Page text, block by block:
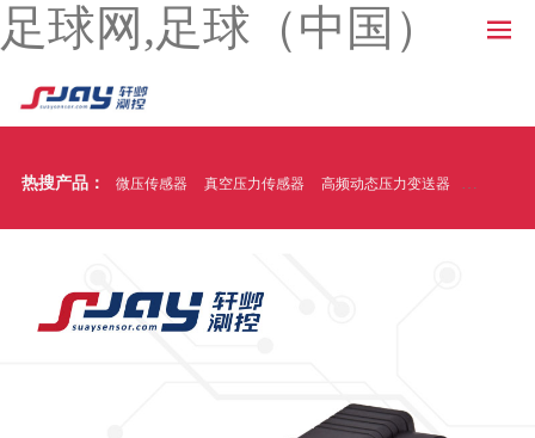
足球网,足球（中国）
热搜产品： 微压传感器 真空压力传感器 高频动态压力变送器 温压一体